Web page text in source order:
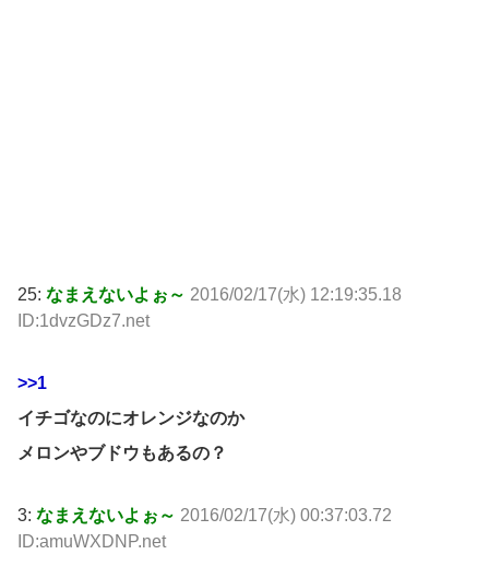
25: なまえないよぉ～ 2016/02/17(水) 12:19:35.18
ID:1dvzGDz7.net
>>1
イチゴなのにオレンジなのか
メロンやブドウもあるの？
3: なまえないよぉ～ 2016/02/17(水) 00:37:03.72
ID:amuWXDNP.net